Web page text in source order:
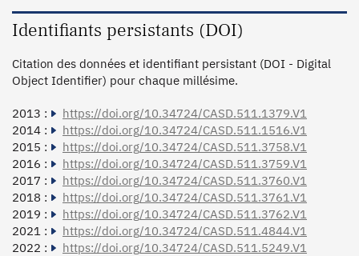
Identifiants persistants (DOI)
Citation des données et identifiant persistant (DOI - Digital
Object Identifier) pour chaque millésime.
2013 :
https://doi.org/10.34724/CASD.511.1379.V1
2014 :
https://doi.org/10.34724/CASD.511.1516.V1
2015 :
https://doi.org/10.34724/CASD.511.3758.V1
2016 :
https://doi.org/10.34724/CASD.511.3759.V1
2017 :
https://doi.org/10.34724/CASD.511.3760.V1
2018 :
https://doi.org/10.34724/CASD.511.3761.V1
2019 :
https://doi.org/10.34724/CASD.511.3762.V1
2021 :
https://doi.org/10.34724/CASD.511.4844.V1
2022 :
https://doi.org/10.34724/CASD.511.5249.V1